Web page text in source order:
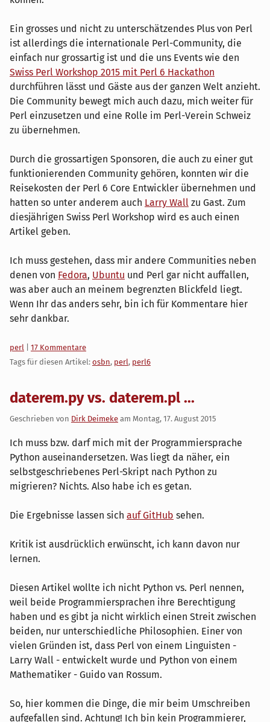
Ein grosses und nicht zu unterschätzendes Plus von Perl
ist allerdings die internationale Perl-Community, die
einfach nur grossartig ist und die uns Events wie den
Swiss Perl Workshop 2015 mit Perl 6 Hackathon
durchführen lässt und Gäste aus der ganzen Welt anzieht.
Die Community bewegt mich auch dazu, mich weiter für
Perl einzusetzen und eine Rolle im Perl-Verein Schweiz
zu übernehmen.
Durch die grossartigen Sponsoren, die auch zu einer gut
funktionierenden Community gehören, konnten wir die
Reisekosten der Perl 6 Core Entwickler übernehmen und
hatten so unter anderem auch Larry Wall zu Gast. Zum
diesjährigen Swiss Perl Workshop wird es auch einen
Artikel geben.
Ich muss gestehen, dass mir andere Communities neben
denen von Fedora, Ubuntu und Perl gar nicht auffallen,
was aber auch an meinem begrenzten Blickfeld liegt.
Wenn Ihr das anders sehr, bin ich für Kommentare hier
sehr dankbar.
Kategorien:
perl
17 Kommentare
Tags für diesen Artikel: osbn, perl, perl6
daterem.py vs. daterem.pl ...
Geschrieben von Dirk Deimeke am Montag, 17. August 2015
Ich muss bzw. darf mich mit der Programmiersprache
Python auseinandersetzen. Was liegt da näher, ein
selbstgeschriebenes Perl-Skript nach Python zu
migrieren? Nichts. Also habe ich es getan.
Die Ergebnisse lassen sich auf GitHub sehen.
Kritik ist ausdrücklich erwünscht, ich kann davon nur
lernen.
Diesen Artikel wollte ich nicht Python vs. Perl nennen,
weil beide Programmiersprachen ihre Berechtigung
haben und es gibt ja nicht wirklich einen Streit zwischen
beiden, nur unterschiedliche Philosophien. Einer von
vielen Gründen ist, dass Perl von einem Linguisten -
Larry Wall - entwickelt wurde und Python von einem
Mathematiker - Guido van Rossum.
So, hier kommen die Dinge, die mir beim Umschreiben
aufgefallen sind. Achtung! Ich bin kein Programmierer,